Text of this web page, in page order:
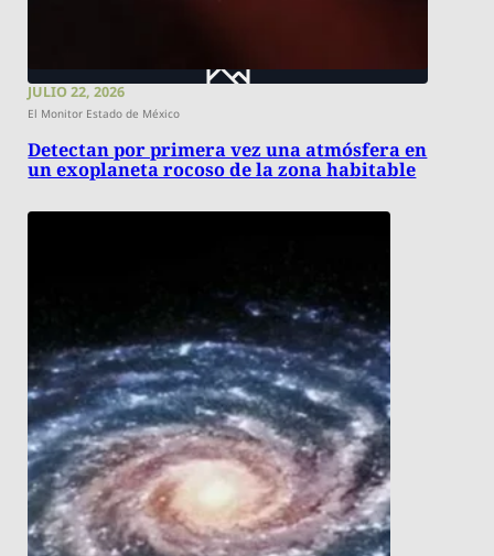
JULIO 22, 2026
El Monitor Estado de México
Detectan por primera vez una atmósfera en
un exoplaneta rocoso de la zona habitable